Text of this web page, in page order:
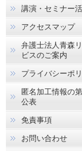
講演・セミナー
アクセスマップ
弁護士法人青森
ビスのご案内
プライバシーポ
匿名加工情報の
公表
免責事項
お問い合わせ